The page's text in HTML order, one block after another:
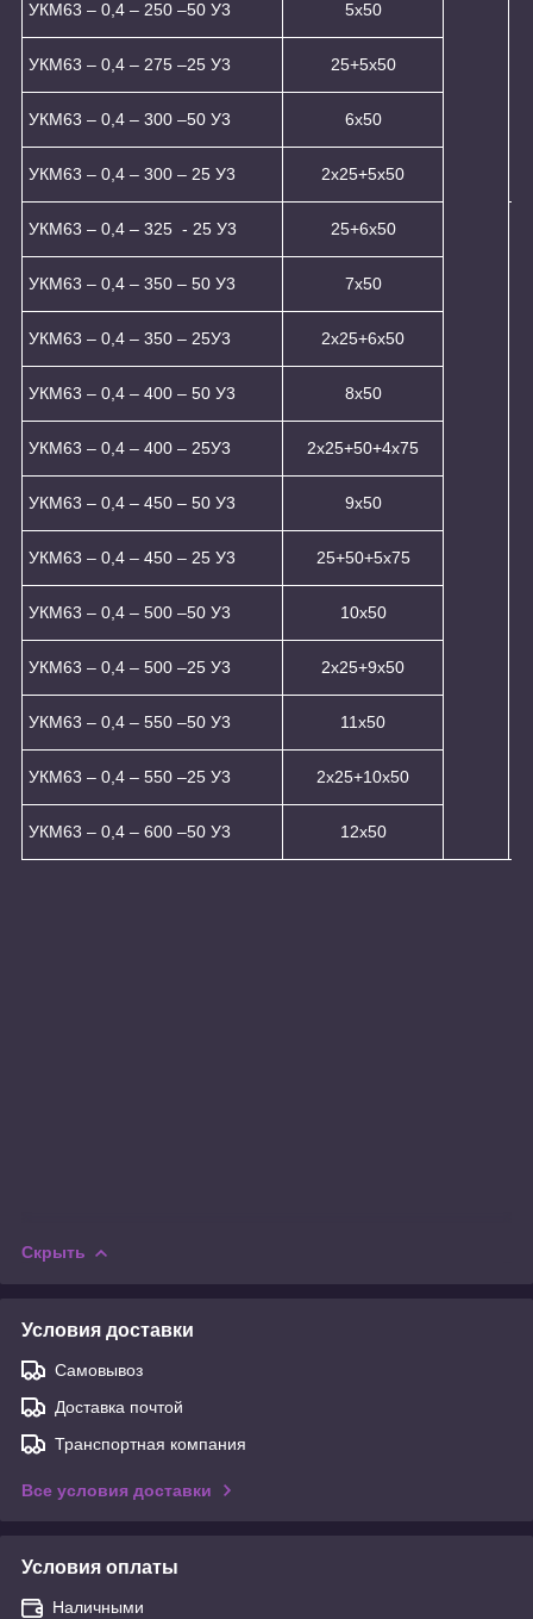
УКМ63 – 0,4 – 250 –50 У3 5x50
УКМ63 – 0,4 – 275 –25 У3 25+5x50
УКМ63 – 0,4 – 300 –50 У3 6x50
УКМ63 – 0,4 – 300 – 25 У3 2x25+5x50
УКМ63 – 0,4 – 325 - 25 У3 25+6x50
УКМ63 – 0,4 – 350 – 50 У3 7х50
УКМ63 – 0,4 – 350 – 25У3 2x25+6x50
УКМ63 – 0,4 – 400 – 50 У3 8х50
УКМ63 – 0,4 – 400 – 25У3 2x25+50+4x75
УКМ63 – 0,4 – 450 – 50 У3 9х50
УКМ63 – 0,4 – 450 – 25 У3 25+50+5x75
УКМ63 – 0,4 – 500 –50 У3 10х50
УКМ63 – 0,4 – 500 –25 У3 2x25+9x50
УКМ63 – 0,4 – 550 –50 У3 11х50
УКМ63 – 0,4 – 550 –25 У3 2x25+10x50
УКМ63 – 0,4 – 600 –50 У3 12x50
Скрыть
Условия доставки
Самовывоз
Доставка почтой
Транспортная компания
Все условия доставки
Условия оплаты
Наличными